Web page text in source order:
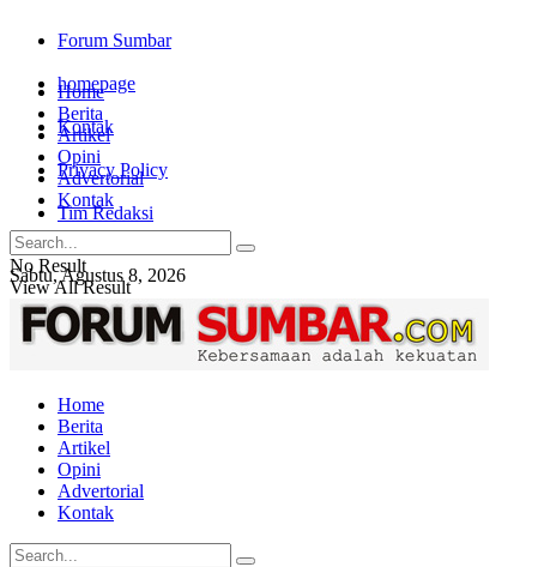
Forum Sumbar
homepage
Kontak
Privacy Policy
Tim Redaksi
Sabtu, Agustus 8, 2026
Login
Home
Berita
Artikel
Opini
Advertorial
Kontak
No Result
View All Result
Home
Berita
Artikel
Opini
Advertorial
Kontak